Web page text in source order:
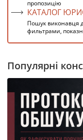
пропозицію
КАТАЛОГ
Пошук виконавця
фильтрами,
Популярні